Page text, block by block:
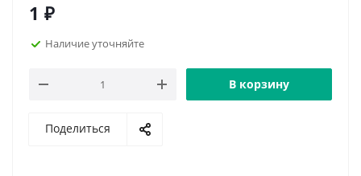
1 ₽
Наличие уточняйте
В корзину
Поделиться